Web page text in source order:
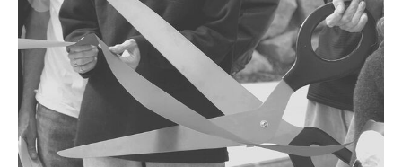
découpe de ruban
vous aidera à montrer
la signification
symbolique de
l'ouverture et sa
signification pour
toutes les personnes
impliquées.